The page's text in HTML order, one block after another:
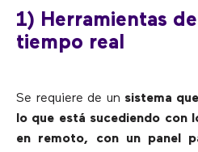
1) Herramientas
tiempo real
Se requiere de un sistema
lo que está sucediendo con
en remoto, con un panel